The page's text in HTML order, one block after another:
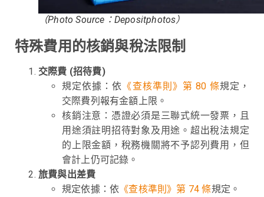
（Photo Source：Depositphotos）
特殊費用的核銷與稅法限制
交際費 (招待費)
規定依據：依 《查核準則》第 80 條規定，
交際費列報有金額上限。
核銷注意：憑證必須是三聯式統一發票，且
用途須註明招待對象及用途。超出稅法規定
的上限金額，稅務機關將不予認列費用，但
會計上仍可記錄。
旅費與出差費
規定依據：依 《查核準則》第 74 條規定。